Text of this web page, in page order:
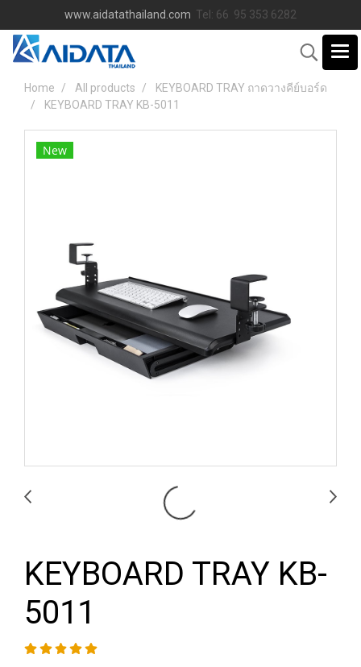
www.aidatathailand.com Tel: 66 95 353 6282
Home All products
KEYBOARD TRAY ถาดวางคีย์บอร์ด
KEYBOARD TRAY KB-5011
New
KEYBOARD TRAY KB-
5011